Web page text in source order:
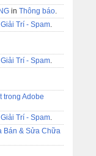
in Thông báo.
Trí - Spam.
Trí - Spam.
trong Adobe
Trí - Spam.
Bán & Sửa Chữa